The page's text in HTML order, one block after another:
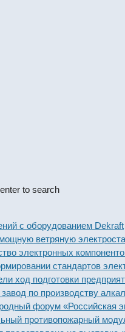
to search
оборудованием Dekraft
ветряную
компонентов
стандартов
подготовки
по производству
форум «Российская
противопожарный модуль